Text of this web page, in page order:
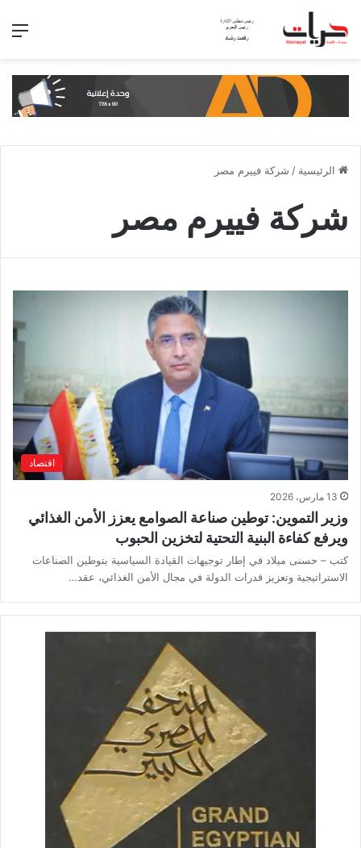
الرئيسية / شركة فييرم مصر
شركة فييرم مصر
اقتصاد
13 مارس، 2026
وزير التموين: توطين صناعة الصوامع يعزز الأمن الغذائي
ويرفع كفاءة البنية التحتية لتخزين الحبوب
كتب – حسنى ميلاد في إطار توجيهات القيادة السياسية بتوطين الصناعات
الاستراتيجية وتعزيز قدرات الدولة في مجال الأمن الغذائي، عقد…